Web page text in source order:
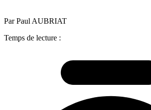
Par Paul AUBRIAT
Temps de lecture :